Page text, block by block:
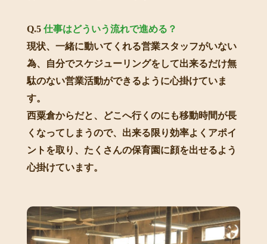
Q.5 仕事はどういう流れで進める？
現状、一緒に動いてくれる営業スタッフがいない
為、自分でスケジューリングをして出来るだけ無
駄のない営業活動ができるように心掛けていま
す。
西粟倉からだと、どこへ行くのにも移動時間が長
くなってしまうので、出来る限り効率よくアポイ
ントを取り、たくさんの保育園に顔を出せるよう
心掛けています。